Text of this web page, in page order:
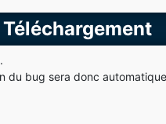
Téléchargement
du bug sera donc